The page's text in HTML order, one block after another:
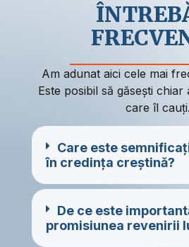
Am adunat aici cele mai
Este posibil să găsești
care îl cauți.
Care este
în credința creștină?
De ce este
promisiunea revenirii